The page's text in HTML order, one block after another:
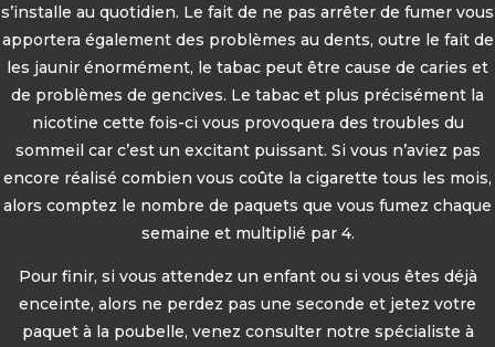
s’installe au quotidien. Le fait de ne pas arrêter de fumer vous
apportera également des problèmes au dents, outre le fait de
les jaunir énormément, le tabac peut être cause de caries et
de problèmes de gencives. Le tabac et plus précisément la
nicotine cette fois-ci vous provoquera des troubles du
sommeil car c’est un excitant puissant. Si vous n’aviez pas
encore réalisé combien vous coûte la cigarette tous les mois,
alors comptez le nombre de paquets que vous fumez chaque
semaine et multiplié par 4.
Pour finir, si vous attendez un enfant ou si vous êtes déjà
enceinte, alors ne perdez pas une seconde et jetez votre
paquet à la poubelle, venez consulter notre spécialiste à